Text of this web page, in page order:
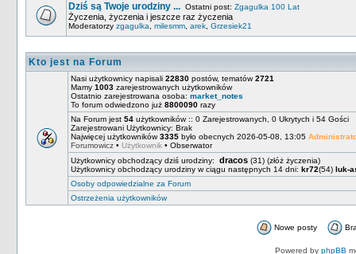
Dziś są Twoje urodziny ... Ostatni post: Zgagulka 100 Lat
Życzenia, życzenia i jeszcze raz życzenia
Moderatorzy zgagulka milesmm arek Grzesiek21
Kto jest na Forum
Nasi użytkownicy napisali 22830 postów, tematów2721
Mamy 1003 zarejestrowanych użytkowników
Ostatnio zarejestrowana osoba: market_notes
To forum odwiedzono już 8800090 razy
Na Forum jest 54 użytkowników :: 0 Zarejestrowanych, 0 Ukrytych i 54 Gości
Zarejestrowani Użytkownicy: Brak
Najwięcej użytkowników3335 było obecnych 2026-05-08, 13:05
Forumowicz • Użytkownik • Obserwator
Użytkownicy obchodzący dziś urodziny: dracos (31) (złóż życzenia)
Użytkownicy obchodzący urodziny w ciągu następnych 14 dni: kr72(54) luk-
Osoby odpowiedzialne za Forum
Ostrzeżenia użytkowników
Nowe posty
Powered by phpBB